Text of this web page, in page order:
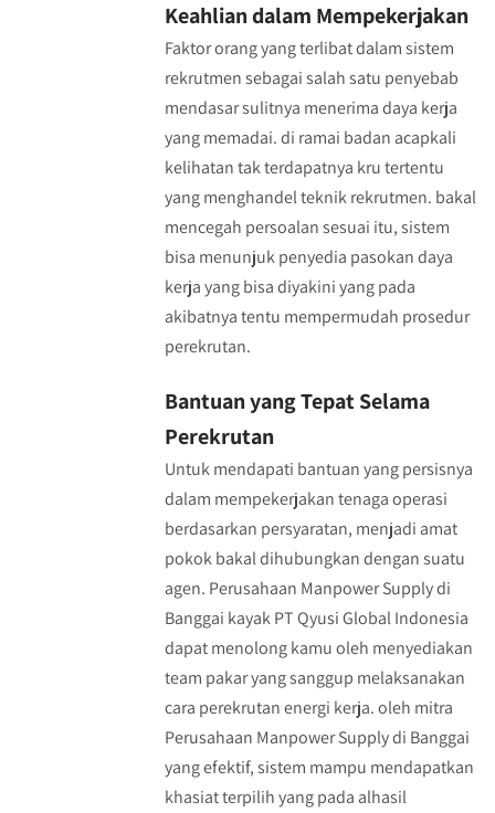
Keahlian dalam Mempekerjakan
Faktor orang yang terlibat dalam sistem
rekrutmen sebagai salah satu penyebab
mendasar sulitnya menerima daya kerja
yang memadai. di ramai badan acapkali
kelihatan tak terdapatnya kru tertentu
yang menghandel teknik rekrutmen. bakal
mencegah persoalan sesuai itu, sistem
bisa menunjuk penyedia pasokan daya
kerja yang bisa diyakini yang pada
akibatnya tentu mempermudah prosedur
perekrutan.
Bantuan yang Tepat Selama
Perekrutan
Untuk mendapati bantuan yang persisnya
dalam mempekerjakan tenaga operasi
berdasarkan persyaratan, menjadi amat
pokok bakal dihubungkan dengan suatu
agen. Perusahaan Manpower Supply di
Banggai kayak PT Qyusi Global Indonesia
dapat menolong kamu oleh menyediakan
team pakar yang sanggup melaksanakan
cara perekrutan energi kerja. oleh mitra
Perusahaan Manpower Supply di Banggai
yang efektif, sistem mampu mendapatkan
khasiat terpilih yang pada alhasil